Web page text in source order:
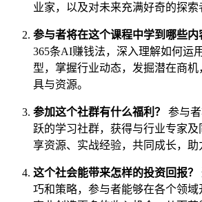
业家，以及对未来充满好奇的探索
参与者将在这个课程中学到哪些内
365条AI赚钱法，深入理解如何运
型，掌握行业动态，发掘潜在商
具与资源。
参加这个社群有什么福利？
参与
跃的学习社群，获得与行业专家
享资源、实战经验，共同成长，助
这个社会能带来怎样的投资回报？
巧和策略，参与者能够在各个领